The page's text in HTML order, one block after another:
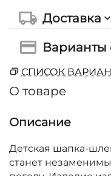
Доставка
Варианты
СПИСОК
О товаре
Описание
Детская шапка-
станет